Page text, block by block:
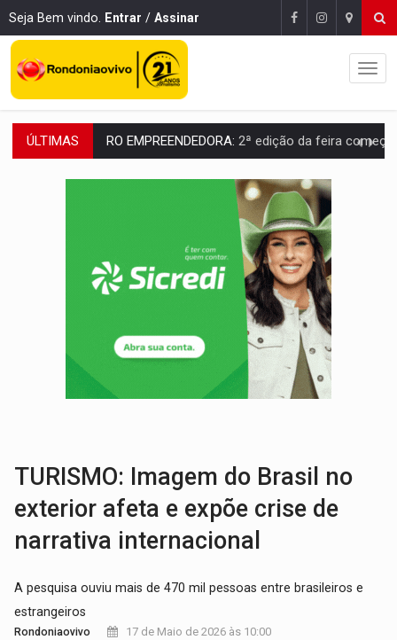
Seja Bem vindo. Entrar / Assinar
ÚLTIMAS RO EMPREENDEDORA: 2ª edição da feira começa nesta quinta-feira (6) no
FORTALECIMENTO:Contratação de novos servidores reforça equipes do Cad
Condutor de carro avança cruzamento e deixa
'OS OLHOS DO BRASIL':Emanuel Neri transforma indignação e esperança em
SOB INVESTIGAÇÃO: Dentista de PVH é denunciado por transmitir HIV
Polícia Civil deflagra a terceira fase da
ASSESSOR FLAGRADO: Empresa e ONG que recebeu R$ 12 mi em emendas
INFLUENCIARIA ELEIÇÕES: Justiça Eleitoral manda tirar vídeo com suposta
TURISMO: Imagem do Brasil no
exterior afeta e expõe crise de
narrativa internacional
A pesquisa ouviu mais de 470 mil pessoas entre brasileiros e
estrangeiros
Rondoniaovivo
17 de Maio de 2026 às 10:00